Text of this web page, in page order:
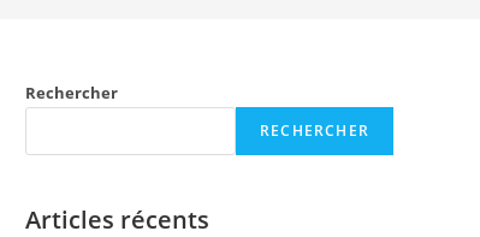
Rechercher
RECHERCHER
Articles récents